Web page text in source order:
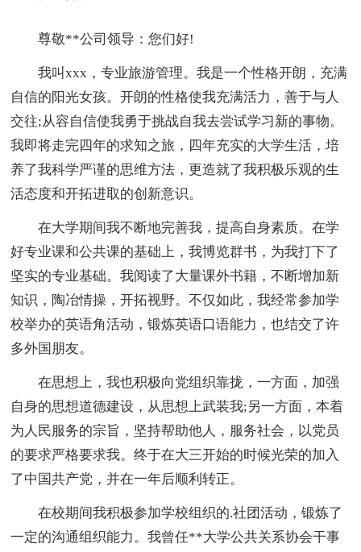
尊敬**公司领导：您们好!
我叫xxx，专业旅游管理。我是一个性格开朗，充满
自信的阳光女孩。开朗的性格使我充满活力，善于与人
交往;从容自信使我勇于挑战自我去尝试学习新的事物。
我即将走完四年的求知之旅，四年充实的大学生活，培
养了我科学严谨的思维方法，更造就了我积极乐观的生
活态度和开拓进取的创新意识。
在大学期间我不断地完善我，提高自身素质。在学
好专业课和公共课的基础上，我博览群书，为我打下了
坚实的专业基础。我阅读了大量课外书籍，不断增加新
知识，陶冶情操，开拓视野。不仅如此，我经常参加学
校举办的英语角活动，锻炼英语口语能力，也结交了许
多外国朋友。
在思想上，我也积极向党组织靠拢，一方面，加强
自身的思想道德建设，从思想上武装我;另一方面，本着
为人民服务的宗旨，坚持帮助他人，服务社会，以党员
的要求严格要求我。终于在大三开始的时候光荣的加入
了中国共产党，并在一年后顺利转正。
在校期间我积极参加学校组织的.社团活动，锻炼了
一定的沟通组织能力。我曾任**大学公共关系协会干事